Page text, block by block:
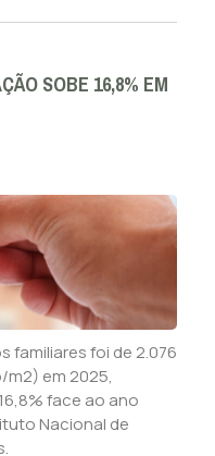
SOBE 16,8% EM
familiares foi de 2.076
em 2025,
face ao ano
Nacional de